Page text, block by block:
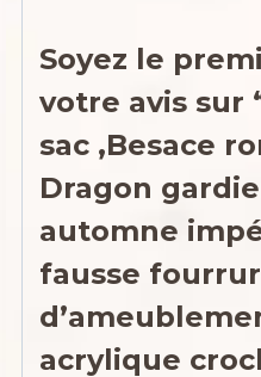
Soyez le
votre avis sur
sac ,Besace
Dragon
automne
fausse
acrylique